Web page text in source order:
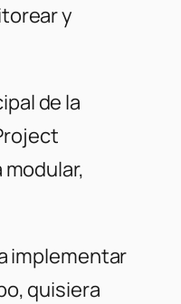
y
de la
implementar
quisiera